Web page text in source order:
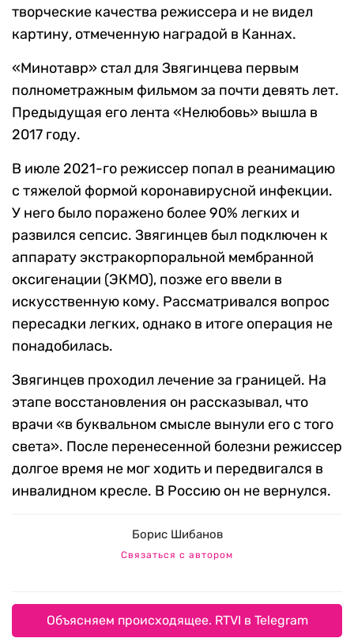
творческие качества режиссера и не видел
картину, отмеченную наградой в Каннах.
«Минотавр» стал для Звягинцева первым
полнометражным фильмом за почти девять лет.
Предыдущая его лента «Нелюбовь» вышла в
2017 году.
В июле 2021-го режиссер попал в реанимацию
с тяжелой формой коронавирусной инфекции.
У него было поражено более 90% легких и
развился сепсис. Звягинцев был подключен к
аппарату экстракорпоральной мембранной
оксигенации (ЭКМО), позже его ввели в
искусственную кому. Рассматривался вопрос
пересадки легких, однако в итоге операция не
понадобилась.
Звягинцев проходил лечение за границей. На
этапе восстановления он рассказывал, что
врачи «в буквальном смысле вынули его с того
света». После перенесенной болезни режиссер
долгое время не мог ходить и передвигался в
инвалидном кресле. В Россию он не вернулся.
Борис Шибанов
Связаться с автором
Объясняем происходящее. RTVI в Telegram